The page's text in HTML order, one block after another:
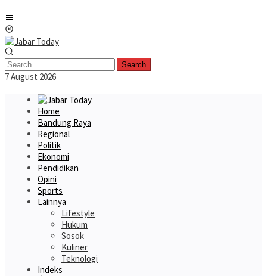
to
content
Search
7 August 2026
Home
Bandung Raya
Regional
Politik
Ekonomi
Pendidikan
Opini
Sports
Lainnya
Lifestyle
Hukum
Sosok
Kuliner
Teknologi
Indeks